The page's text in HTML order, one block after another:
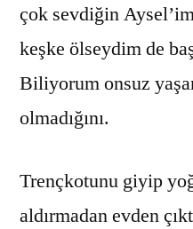
çok sevdiğin
keşke ölseydim de
Biliyorum onsuz
olmadığını.
Trençkotunu giyip
aldırmadan evden